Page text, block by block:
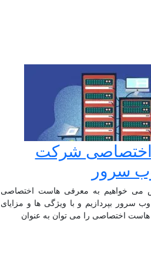
شرکت
سرور
می خواهیم به معرفی هاست اختصاصی
سرور بپردازیم و با ویژگی ها و مزایای
هاست اختصاصی را می توان به عنوان